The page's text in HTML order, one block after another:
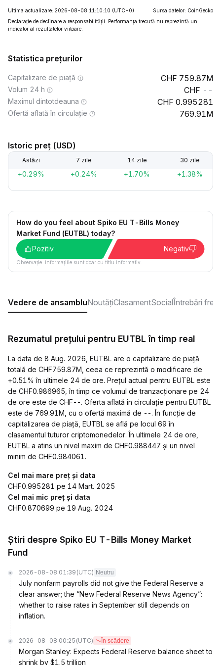
Ultima actualizare: 2026-08-08 11:10:10 (UTC+0)
Sursa datelor: CoinGecko
Declarație de declinare a responsabilității: Performanța trecută nu reprezintă un
indicator al rezultatelor viitoare.
Statistica prețurilor
Capitalizare de piață 759.87M
Volum 24 h --
Maximul dintotdeauna 0.995281
Ofertă aflată în circulație 769.91M
Istoric preț (USD)
Astăzi 7 zile 14 zile 30 zile
+0.29% +0.24% +1.70% +1.38%
How do you feel about Spiko EU T-Bills Money
Market Fund (EUTBL) today?
Pozitiv
Negativ
Observație: informațiile sunt doar cu titlu informativ.
Vedere de ansambluNoutățiClasamentSocialÎntrebări
Rezumatul prețului pentru EUTBL în timp real
La data de 8 Aug. 2026, EUTBL are o capitalizare de piață
totală de CHF759.87M, ceea ce reprezintă o modificare de
+0.51% în ultimele 24 de ore. Prețul actual pentru EUTBL este
de CHF0.986965, în timp ce volumul de tranzacționare pe 24
de ore este de CHF--. Oferta aflată în circulație pentru EUTBL
este de 769.91M, cu o ofertă maximă de --. În funcție de
capitalizarea de piață, EUTBL se află pe locul 69 în
clasamentul tuturor criptomonedelor. În ultimele 24 de ore,
EUTBL a atins un nivel maxim de CHF0.988447 și un nivel
minim de CHF0.984061.
Cel mai mare preț și data
CHF0.995281 pe 14 Mart. 2025
Cel mai mic preț și data
CHF0.870699 pe 19 Aug. 2024
Știri despre Spiko EU T-Bills Money Market
Fund
2026-08-08 01:39 (UTC) Neutru
July nonfarm payrolls did not give the Federal Reserve a
clear answer; the “New Federal Reserve News Agency”:
whether to raise rates in September still depends on
inflation.
2026-08-08 00:25 (UTC) În scădere
Morgan Stanley: Expects Federal Reserve balance sheet to
shrink by $1.5 trillion